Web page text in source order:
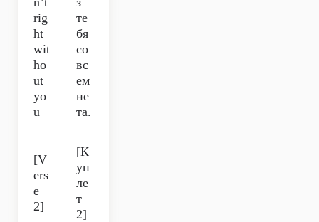
rig
ht
wit
ho
ut
yo
u
те
бя
со
вс
ем
не
та.
[V
ers
e
2]
[К
уп
ле
т
2]